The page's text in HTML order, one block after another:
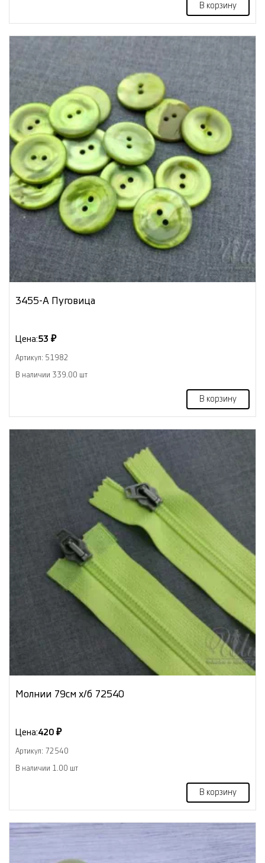
В корзину
3455-А Пуговица
Цена:53 ₽
Артикул: 51982
В наличии 339.00 шт
В корзину
Молнии 79см х/б 72540
Цена:420 ₽
Артикул: 72540
В наличии 1.00 шт
В корзину